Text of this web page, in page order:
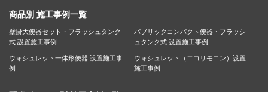
商品別 施工事例一覧
壁掛大便器セット・フラッシュタンク
式 設置施工事例
パブリックコンパクト便器・フラッシ
ュタンク式 設置施工事例
ウォシュレット一体形便器 設置施工事
例
ウォシュレット（エコリモコン）設置
施工事例